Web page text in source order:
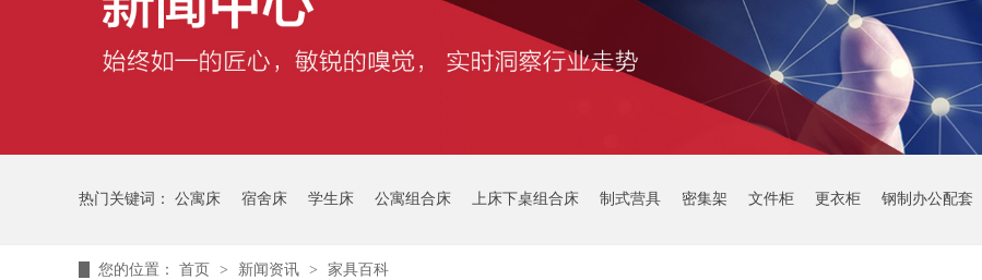
热门关键词： 公寓床 宿舍床 学生床 公寓组合床 上床下桌组合床 制式营具 密集架 文件柜 更衣柜 钢制办公配套
您的位置： 首页 > 新闻资讯 > 家具百科